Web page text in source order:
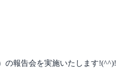
の報告会を実施いたします!(^^)!